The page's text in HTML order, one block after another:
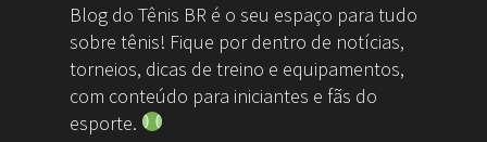
Blog do Tênis BR é o seu espaço para tudo
sobre tênis! Fique por dentro de notícias,
torneios, dicas de treino e equipamentos,
com conteúdo para iniciantes e fãs do
esporte.